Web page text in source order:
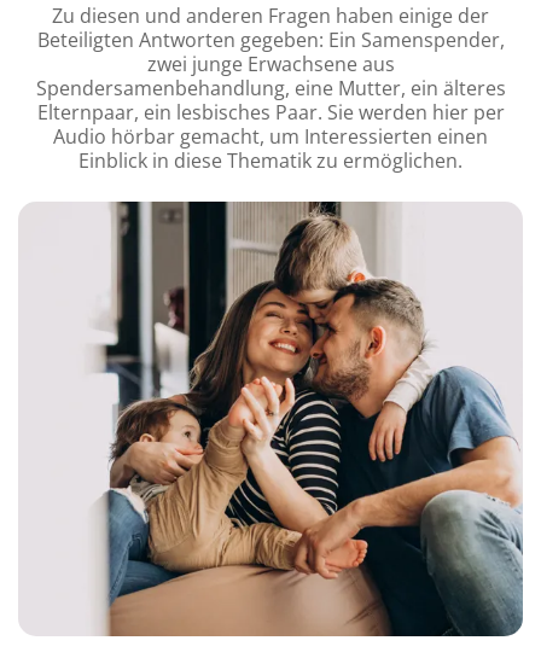
Zu diesen und anderen Fragen haben einige der
Beteiligten Antworten gegeben: Ein Samenspender,
zwei junge Erwachsene aus
Spendersamenbehandlung, eine Mutter, ein älteres
Elternpaar, ein lesbisches Paar. Sie werden hier per
Audio hörbar gemacht, um Interessierten einen
Einblick in diese Thematik zu ermöglichen.
Inhalt